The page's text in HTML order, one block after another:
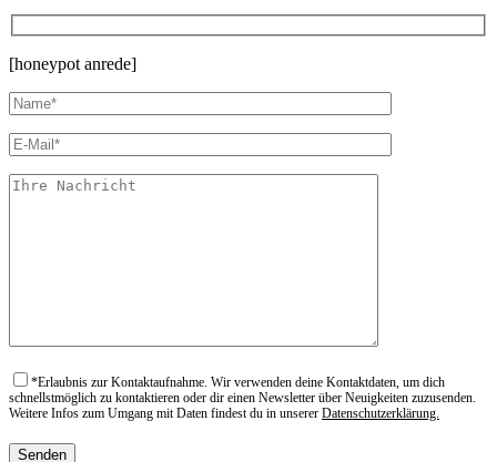
[honeypot anrede]
*Erlaubnis zur Kontaktaufnahme. Wir verwenden deine Kontaktdaten, um dich
schnellstmöglich zu kontaktieren oder dir einen Newsletter über Neuigkeiten zuzusenden.
Weitere Infos zum Umgang mit Daten findest du in unserer Datenschutzerklärung.